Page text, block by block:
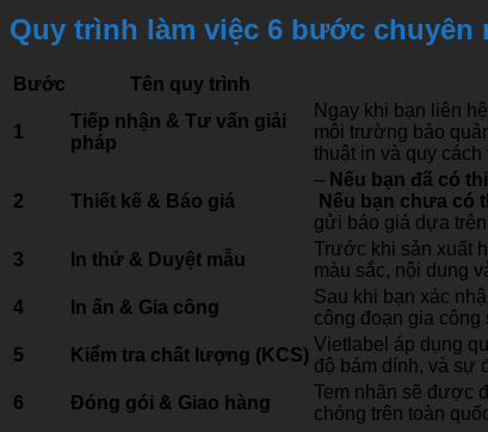
Quy trình làm việc 6 bước chuyên
Bước Tên quy trình
1
Tiếp nhận & Tư vấn giải
pháp
Ngay khi bạn liên
môi trường bảo
thuật in và quy
2 Thiết kế & Báo giá
– Nếu bạn đã có
Nếu bạn chưa có
gửi báo giá dựa
3
In thử & Duyệt mẫu
Trước khi sản xuất
màu sắc, nội dung
4
In ấn & Gia công
Sau khi bạn xác
công đoạn gia
5
Kiểm tra chất lượng (KCS)
Vietlabel áp dụng
độ bám dính, và sự
6
Đóng gói & Giao hàng
Tem nhãn sẽ được
chóng trên toàn